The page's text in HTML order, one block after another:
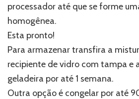
processador até que se forme
homogênea.
Esta pronto!
Para armazenar transfira a
recipiente de vidro com tampa e
geladeira por até 1 semana.
Outra opção é congelar por até